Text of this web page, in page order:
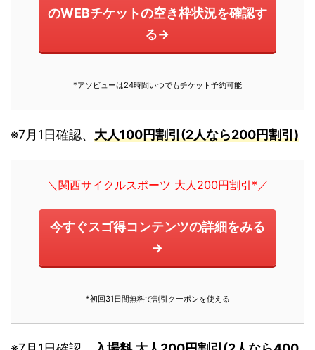
のWEBチケットの空き枠状況を確認す
る→
*アソビューは24時間いつでもチケット予約可能
※7月1日確認、 大人100円割引(2人なら200円割引)
＼関西サイクルスポーツ 大人200円割引*／
今すぐスゴ得コンテンツの詳細をみる
→
*初回31日間無料で割引クーポンを使える